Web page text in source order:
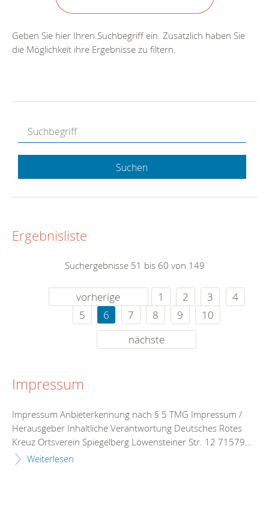
Geben Sie hier Ihren Suchbegriff ein. Zusätzlich haben Sie
die Möglichkeit ihre Ergebnisse zu filtern.
Suchen
Ergebnisliste
Suchergebnisse 51 bis 60 von 149
vorherige 1 2 3
4
5
6 7 8 9
10
nächste
Impressum
Impressum Anbieterkennung nach § 5 TMG Impressum /
Herausgeber Inhaltliche Verantwortung Deutsches Rotes
Kreuz Ortsverein Spiegelberg Löwensteiner Str. 12 71579...
Weiterlesen